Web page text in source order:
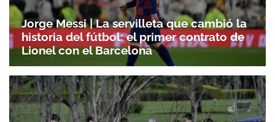
Jorge Messi | La servilleta que cambió la
historia del fútbol: el primer contrato de
Lionel con el Barcelona